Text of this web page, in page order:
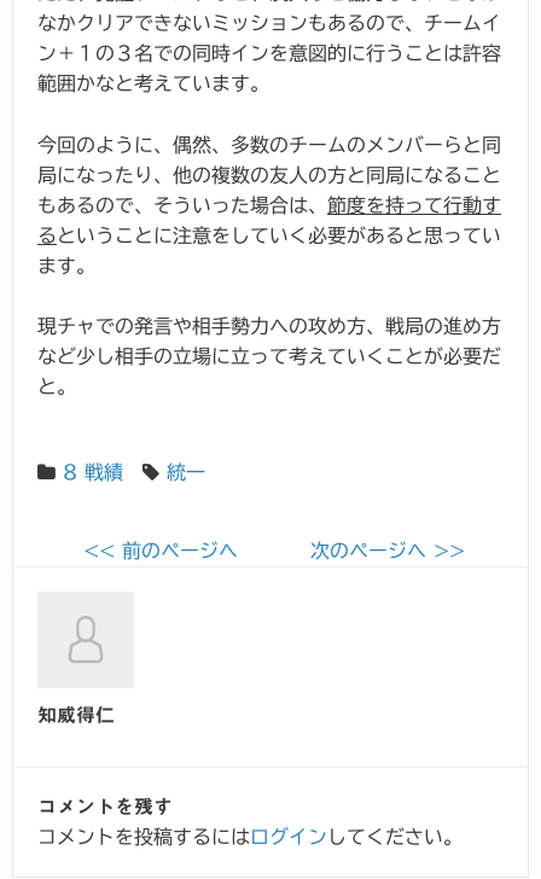
なかクリアできないミッションもあるので、チームイ
ン＋１の３名での同時インを意図的に行うことは許容
範囲かなと考えています。
今回のように、偶然、多数のチームのメンバーらと同
局になったり、他の複数の友人の方と同局になること
もあるので、そういった場合は、 節度を持って行動す
るということに注意をしていく必要があると思ってい
ます。
現チャでの発言や相手勢力への攻め方、戦局の進め方
など少し相手の立場に立って考えていくことが必要だ
と。
8 戦績 統一
<< 前のページへ 次のページへ >>
知威得仁
コメントを残す
コメントを投稿するにはログイン してください。